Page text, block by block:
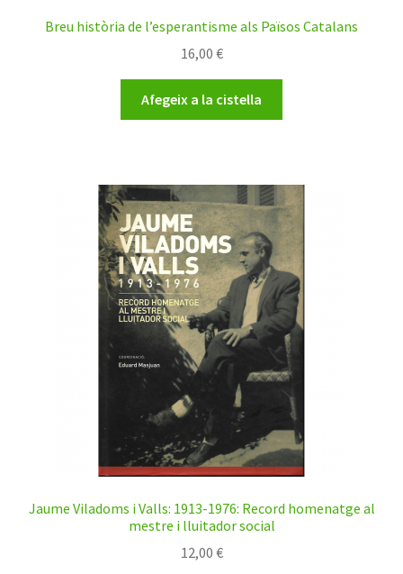
Breu història de l’esperantisme als Països Catalans
16,00 €
Afegeix a la cistella
Jaume Viladoms i Valls: 1913-1976: Record homenatge al
mestre i lluitador social
12,00 €